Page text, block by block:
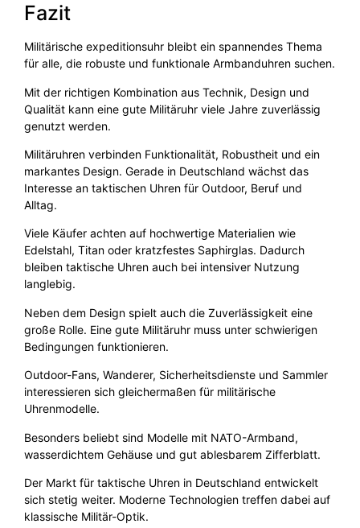
Fazit
Militärische expeditionsuhr bleibt ein spannendes Thema
für alle, die robuste und funktionale Armbanduhren suchen.
Mit der richtigen Kombination aus Technik, Design und
Qualität kann eine gute Militäruhr viele Jahre zuverlässig
genutzt werden.
Militäruhren verbinden Funktionalität, Robustheit und ein
markantes Design. Gerade in Deutschland wächst das
Interesse an taktischen Uhren für Outdoor, Beruf und
Alltag.
Viele Käufer achten auf hochwertige Materialien wie
Edelstahl, Titan oder kratzfestes Saphirglas. Dadurch
bleiben taktische Uhren auch bei intensiver Nutzung
langlebig.
Neben dem Design spielt auch die Zuverlässigkeit eine
große Rolle. Eine gute Militäruhr muss unter schwierigen
Bedingungen funktionieren.
Outdoor-Fans, Wanderer, Sicherheitsdienste und Sammler
interessieren sich gleichermaßen für militärische
Uhrenmodelle.
Besonders beliebt sind Modelle mit NATO-Armband,
wasserdichtem Gehäuse und gut ablesbarem Zifferblatt.
Der Markt für taktische Uhren in Deutschland entwickelt
sich stetig weiter. Moderne Technologien treffen dabei auf
klassische Militär-Optik.